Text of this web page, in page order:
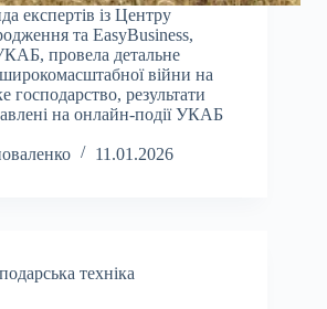
експертів із Центру
та EasyBusiness,
провела детальне
війни на
господарство, результати
на онлайн-події УКАБ
11.01.2026
техніка